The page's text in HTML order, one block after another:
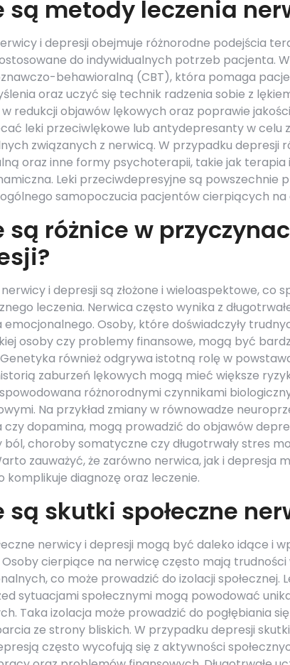
są metody leczenia
i depresji obejmuje różnorodne podejścia
do indywidualnych potrzeb pacjenta.
behawioralną (CBT), która pomaga
oraz uczyć się technik radzenia sobie z
redukcji objawów lękowych oraz poprawie
leki przeciwlękowe lub antydepresanty w celu
związanych z nerwicą. W przypadku depresji
oraz inne formy psychoterapii, takie jak
Leki przeciwdepresyjne są powszechnie
samopoczucia pacjentów cierpiących na
są różnice w
i depresji są złożone i wieloaspektowe, co
leczenia. Nerwica często wynika z
emocjonalnego. Osoby, które doświadczyły
osoby czy problemy finansowe, mogą być
również odgrywa istotną rolę w
zaburzeń lękowych mogą mieć większe
różnorodnymi czynnikami
Na przykład zmiany w równowadze
dopamina, mogą prowadzić do objawów
ból, choroby somatyczne czy długotrwały stres
zauważyć, że zarówno nerwica, jak i depresja
komplikuje diagnozę oraz leczenie.
są skutki społeczne
nerwicy i depresji mogą być daleko idące i
cierpiące na nerwicę często mają trudności
co może prowadzić do izolacji społecznej.
sytuacjami społecznymi mogą powodować
Taka izolacja może prowadzić do pogłębiania
ze strony bliskich. W przypadku depresji
często wycofują się z aktywności